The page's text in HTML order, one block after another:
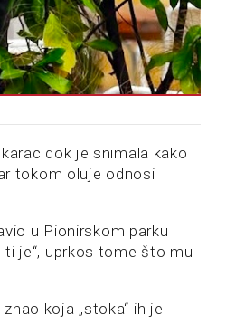
dok je snimala kako
tokom oluje odnosi
u Pionirskom parku
ti je“, uprkos tome što mu
koja „stoka“ ih je